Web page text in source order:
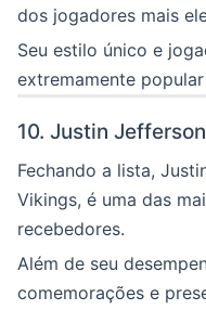
dos jogadores mais
Seu estilo único e
extremamente
10. Justin Jefferson
Fechando a lista,
Vikings, é uma das
recebedores.
Além de seu
comemorações e